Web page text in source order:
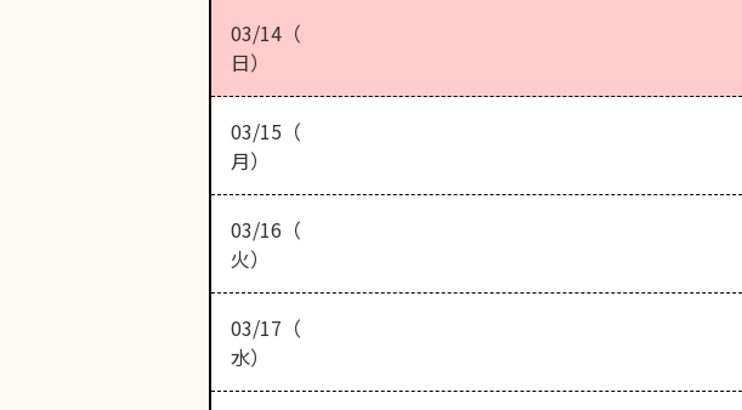
03/14（
日）
03/15（
月）
03/16（
火）
03/17（
水）